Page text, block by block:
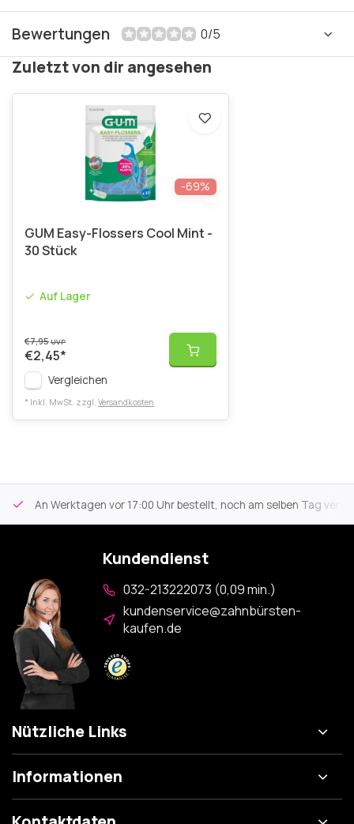
Bewertungen 0/5
Zuletzt von dir angesehen
-69%
GUM Easy-Flossers Cool Mint -
30 Stück
Auf Lager
€7,95UVP
€2,45*
Vergleichen
* Inkl. MwSt. zzgl. Versandkosten
An Werktagen vor 17:00 Uhr bestellt, noch am selben Tag
Kundendienst
032-213222073 (0,09 min.)
kundenservice@zahnbürsten-
kaufen.de
Nützliche Links
Informationen